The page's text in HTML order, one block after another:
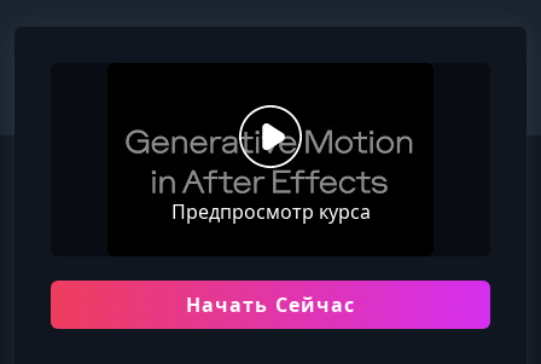
Предпросмотр курса
Начать Сейчас